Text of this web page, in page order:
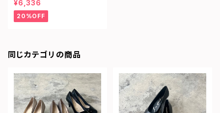
¥6,336
20%OFF
同じカテゴリの商品